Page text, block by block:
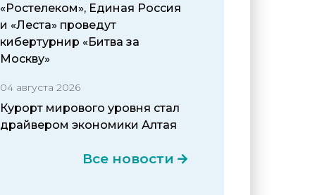
«Ростелеком», Единая Россия
и «Леста» проведут
кибертурнир «Битва за
Москву»
04 августа 2026
Курорт мирового уровня стал
драйвером экономики Алтая
Все новости